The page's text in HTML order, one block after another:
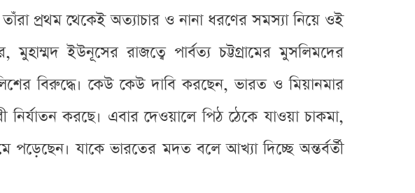
প্রথম থেকেই অত্যাচার ও নানা ধরণের সমস্যা নিয়ে ওই
ইউনূসের রাজত্বে পার্বত্য চট্টগ্রামের মুসলিমদের
বিরুদ্ধে। কেউ কেউ দাবি করছেন, ভারত ও মিয়ানমার
নির্যাতন করছে। এবার দেওয়ালে পিঠ ঠেকে যাওয়া চাকমা,
যাকে ভারতের মদত বলে আখ্যা দিচ্ছে অন্তর্বর্তী